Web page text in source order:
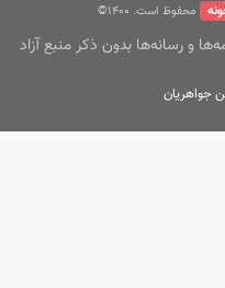
محفوظ است. ۱400©
و رسانه‌ها بدون ذکر منبع آزاد
جواهریان